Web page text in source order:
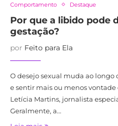
Comportamento Destaque
Por que a libido pode
gestação?
por Feito para Ela
O desejo sexual muda ao
e sentir mais ou menos
Letícia Martins, jornalista
Geralmente, a…